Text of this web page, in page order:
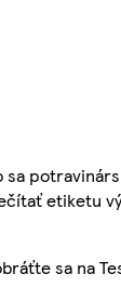
etiketu
sa na